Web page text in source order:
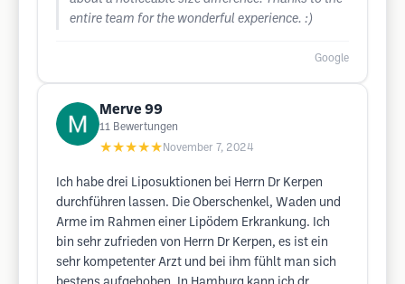
entire team for the wonderful experience. :)
Google
Merve 99
11 Bewertungen
★★★★★ November 7, 2024
Ich habe drei Liposuktionen bei Herrn Dr Kerpen
durchführen lassen. Die Oberschenkel, Waden und
Arme im Rahmen einer Lipödem Erkrankung. Ich
bin sehr zufrieden von Herrn Dr Kerpen, es ist ein
sehr kompetenter Arzt und bei ihm fühlt man sich